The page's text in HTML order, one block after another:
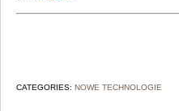
CATEGORIES: NOWE TECHNOLOGIE